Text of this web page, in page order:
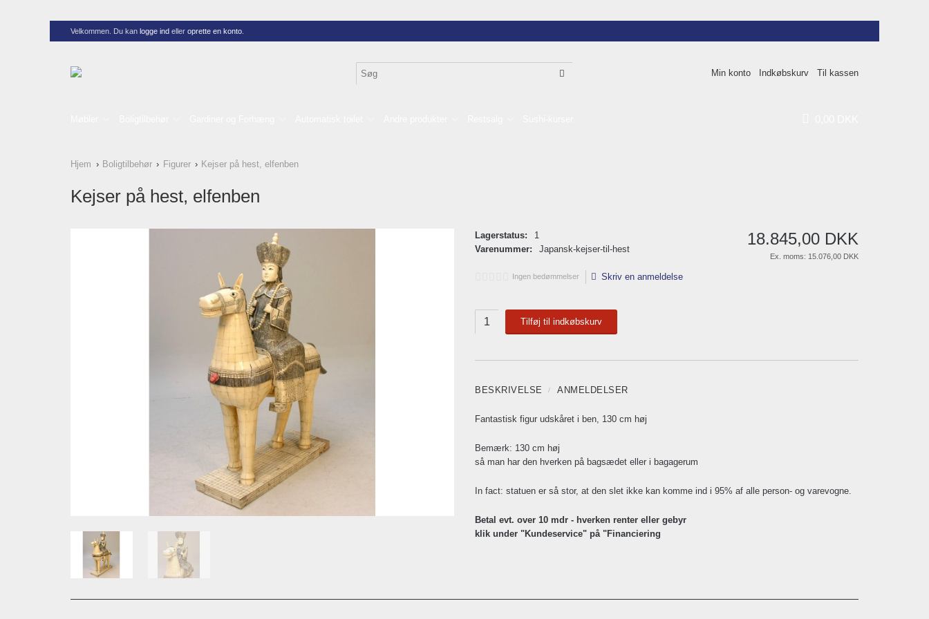
Velkommen. Du kan logge ind eller oprette en konto
Min konto Indkøbskurv Til kassen
Hjem Boligtilbehør Figurer Kejser på hest, elfenben
Kejser på hest, elfenben
18.845,00 DKK
Ex. moms: 15.076,00 DKK
Lagerstatus:
1
Varenummer:
Japansk-kejser-til-hest
Ingen bedømmelser Skriv en anmeldelse
Tilføj til indkøbskurv
BESKRIVELSE ANMELDELSER
Fantastisk figur udskåret i ben, 130 cm høj
Bemærk: 130 cm høj
så man har den hverken på bagsædet eller i bagagerum
In fact: statuen er så stor, at den slet ikke kan komme ind i 95% af alle person- og varevogne.
Betal evt. over 10 mdr - hverken renter eller gebyr
klik under "Kundeservice" på "Financiering